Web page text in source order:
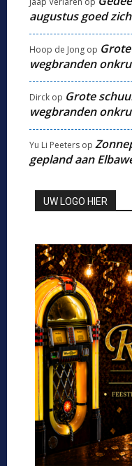
augustus goed
Hoop de Jong op
wegbranden
Dirck op Grote
wegbranden
Yu Li Peeters op
gepland aan
UW LOGO HIER